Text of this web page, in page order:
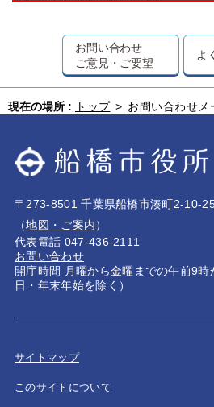
お問い合わせ
ご意見・ご要望
よ
現在の場所 : トップ > お問い合わせメ
〒273-8501 千葉県船橋市湊町2-10-
（地図・ご案内）
代表電話 047-436-2111
お問い合わせ
開庁時間 月曜から金曜までの午前9
日・年末年始を除く）
サイトマップ
このサイトについて